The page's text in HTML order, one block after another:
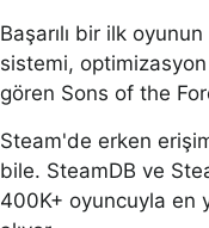
Başarılı bir ilk
sistemi,
gören Sons of the
Steam'de erken
bile. SteamDB ve
400K+ oyuncuyla en